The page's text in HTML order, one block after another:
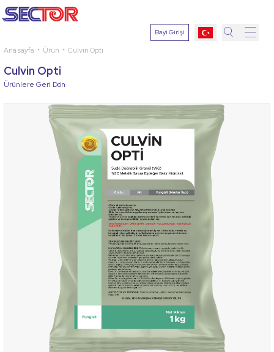
Bayi Girişi
Seçin
Ana sayfa Ürün Culvin Opti
Culvin Opti
Ürünlere Geri Dön